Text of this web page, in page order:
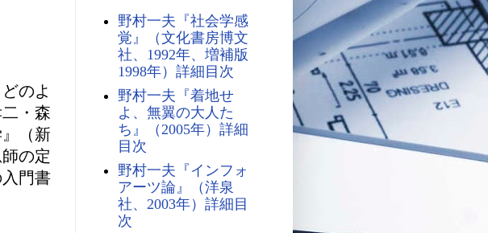
のよ
・森
（新
の定
門書
野村一夫『社会学感
覚』（文化書房博文
社、1992年、増補版
1998年）詳細目次
野村一夫『着地せ
よ、無翼の大人た
ち』（2005年）詳細
目次
野村一夫『インフォ
アーツ論』（洋泉
社、2003年）詳細目
次